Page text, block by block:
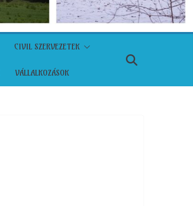
CIVIL SZERVEZETEK
VÁLLALKOZÁSOK